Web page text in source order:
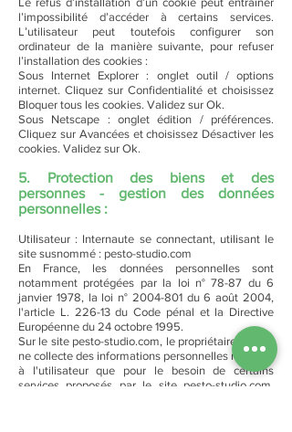
l’impossibilité d’accéder à certains services.
L’utilisateur peut toutefois configurer son
ordinateur de la manière suivante, pour refuser
l’installation des cookies :
Sous Internet Explorer : onglet outil / options
internet. Cliquez sur Confidentialité et choisissez
Bloquer tous les cookies. Validez sur Ok.
Sous Netscape : onglet édition / préférences.
Cliquez sur Avancées et choisissez Désactiver les
cookies. Validez sur Ok.
5. Protection des biens et des
personnes - gestion des données
personnelles :
Utilisateur : Internaute se connectant, utilisant le
site susnommé : pesto-studio.com
En France, les données personnelles sont
notamment protégées par la loi n° 78-87 du 6
janvier 1978, la loi n° 2004-801 du 6 août 2004,
l'article L. 226-13 du Code pénal et la Directive
Européenne du 24 octobre 1995.
Sur le site pesto-studio.com, le propriétaire du site
ne collecte des informations personnelles relatives
à l'utilisateur que pour le besoin de certains
services proposés par le site pesto-studio.com.